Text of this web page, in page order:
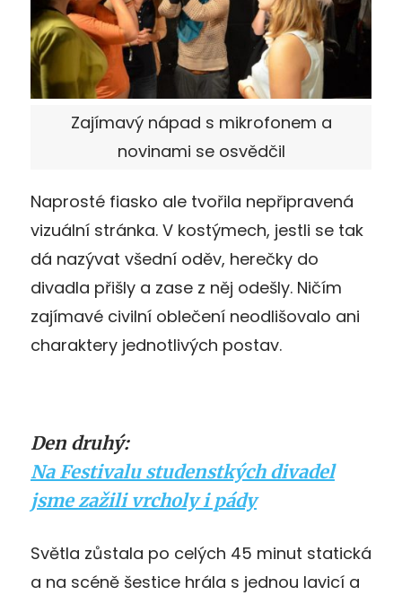
Zajímavý nápad s mikrofonem a
novinami se osvědčil
Naprosté fiasko ale tvořila nepřipravená
vizuální stránka. V kostýmech, jestli se tak
dá nazývat všední oděv, herečky do
divadla přišly a zase z něj odešly. Ničím
zajímavé civilní oblečení neodlišovalo ani
charaktery jednotlivých postav.
Den druhý:
Na Festivalu studenstkých divadel
jsme zažili vrcholy i pády
Světla zůstala po celých 45 minut statická
a na scéně šestice hrála s jednou lavicí a